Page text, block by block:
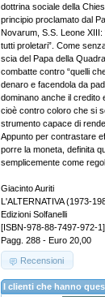
dottrina sociale della
principio proclamato dal
Novarum, S.S. Leone
tutti proletari”. Come
scia del Papa della
combatte contro “quelli
denaro e facendola da
dominano anche il credito
cioè contro coloro che si
strumento capace di
Appunto per contrastare
porre la moneta, definita
semplicemente come
Giacinto Auriti
L'ALTERNATIVA (1973-
Edizioni Solfanelli
[ISBN-978-88-7497-972-1]
Pagg. 288 - Euro 20,00
Recensioni
I clienti che hanno